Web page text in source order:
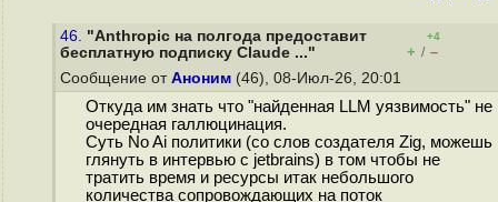
46. "Anthropic на полгода предоставит
бесплатную подписку Claude ..."
+4
+ / –
Сообщение от Аноним (46), 08-Июл-26, 20:01
Откуда им знать что "найденная LLM уязвимость" не
очередная галлюцинация.
Суть No Ai политики (со слов создателя Zig, можешь
глянуть в интервью с jetbrains) в том чтобы не
тратить время и ресурсы итак небольшого
количества сопровождающих на поток